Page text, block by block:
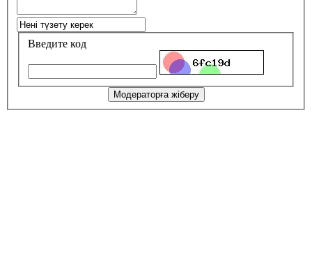
Введите код
Модераторға жіберу